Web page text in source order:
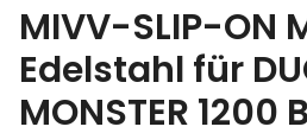
MIVV-SLIP-ON
Edelstahl für
MONSTER 1200